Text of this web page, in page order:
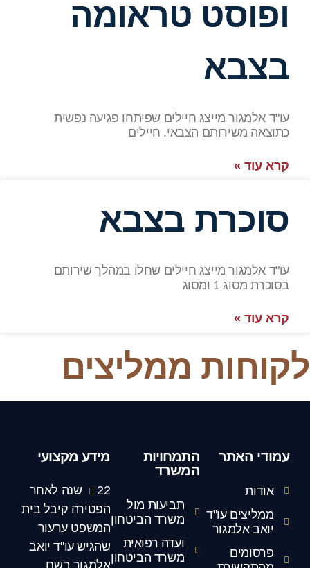
ופוסט טראומה
בצבא
עו"ד אלמגור מייצג חיילים שפיתחו פגיעה נפשית
כתוצאה משירותם הצבאי. חיילים
קרא עוד »
סוכרת בצבא
עו"ד אלמגור מייצג חיילים שחלו במהלך שירותם
בסוכרת מסוג 1 ומסוג
קרא עוד »
לקוחות ממליצים
מידע מקצועי
22 שנה לאחר
הפטירה קיבל בית
המשפט ערעור
שהגיש עו"ד יואב
אלמגור בשם
התמחויות
המשרד
תביעות מול
משרד הביטחון
ועדה רפואית
משרד הביטחון
עמודי האתר
אודות
ממליצים עו"ד
יואב אלמגור
פרסומים